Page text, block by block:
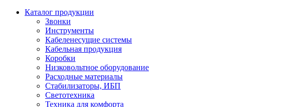
Каталог продукции
Звонки
Инструменты
Кабеленесущие системы
Кабельная продукция
Коробки
Низковольтное оборудование
Расходные материалы
Стабилизаторы, ИБП
Светотехника
Техника для комфорта